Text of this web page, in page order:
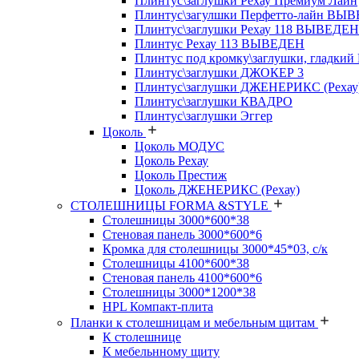
Плинтус\загулшки Перфетто-лайн
Плинтус\заглушки Рехау 118 ВЫВЕДЕН
Плинтус Рехау 113 ВЫВЕДЕН
Плинтус под кромку\заглушки, гладкий
Плинтус\заглушки ДЖОКЕР 3
Плинтус\заглушки ДЖЕНЕРИКС
Плинтус\заглушки КВАДРО
Плинтус\заглушки Эггер
Цоколь
Цоколь МОДУС
Цоколь Рехау
Цоколь Престиж
Цоколь ДЖЕНЕРИКС (Рехау)
СТОЛЕШНИЦЫ FORMA &STYLE
Столешницы 3000*600*38
Стеновая панель 3000*600*6
Кромка для столешницы 3000*45*03, с/к
Столешницы 4100*600*38
Стеновая панель 4100*600*6
Столешницы 3000*1200*38
HPL Компакт-плита
Планки к столешницам и мебельным щитам
К столешнице
К мебельнному щиту